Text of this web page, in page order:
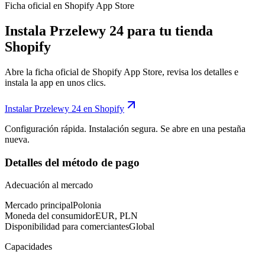
Ficha oficial en Shopify App Store
Instala Przelewy 24 para tu tienda
Shopify
Abre la ficha oficial de Shopify App Store, revisa los detalles e
instala la app en unos clics.
Instalar Przelewy 24 en Shopify
Configuración rápida. Instalación segura. Se abre en una pestaña
nueva.
Detalles del método de pago
Adecuación al mercado
Mercado principalPolonia
Moneda del consumidorEUR, PLN
Disponibilidad para comerciantesGlobal
Capacidades